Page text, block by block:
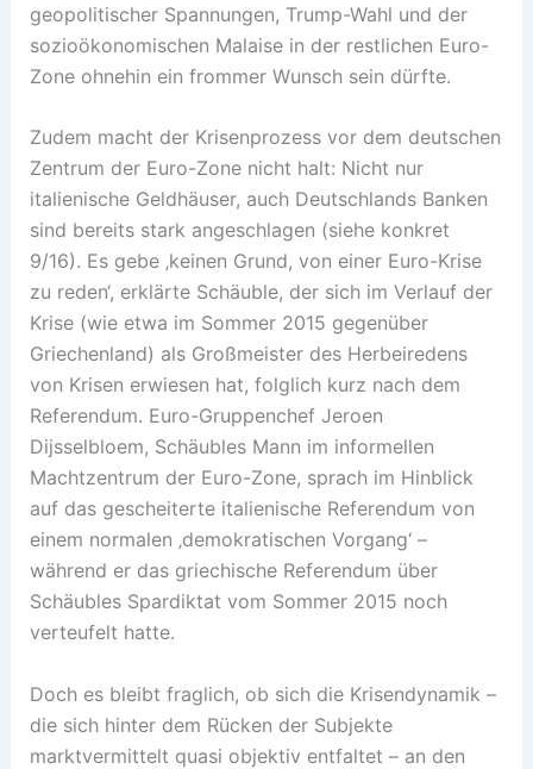
geopolitischer Spannungen, Trump-Wahl und der
sozioökonomischen Malaise in der restlichen Euro-
Zone ohnehin ein frommer Wunsch sein dürfte.
Zudem macht der Krisenprozess vor dem deutschen
Zentrum der Euro-Zone nicht halt: Nicht nur
italienische Geldhäuser, auch Deutschlands Banken
sind bereits stark angeschlagen (siehe konkret
9/16). Es gebe ‚keinen Grund, von einer Euro-Krise
zu reden‘, erklärte Schäuble, der sich im Verlauf der
Krise (wie etwa im Sommer 2015 gegenüber
Griechenland) als Großmeister des Herbeiredens
von Krisen erwiesen hat, folglich kurz nach dem
Referendum. Euro-Gruppenchef Jeroen
Dijsselbloem, Schäubles Mann im informellen
Machtzentrum der Euro-Zone, sprach im Hinblick
auf das gescheiterte italienische Referendum von
einem normalen ‚demokratischen Vorgang‘ –
während er das griechische Referendum über
Schäubles Spardiktat vom Sommer 2015 noch
verteufelt hatte.
Doch es bleibt fraglich, ob sich die Krisendynamik –
die sich hinter dem Rücken der Subjekte
marktvermittelt quasi objektiv entfaltet – an den